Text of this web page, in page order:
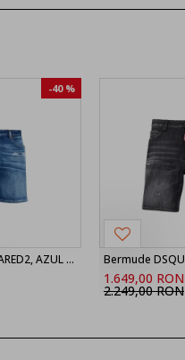
-40 %
Bermude DSQUARED2, AZUL MARINO Shorts vaqueros ‘Marine’, Bleu
1.649,00 RON
2.249,00 RON